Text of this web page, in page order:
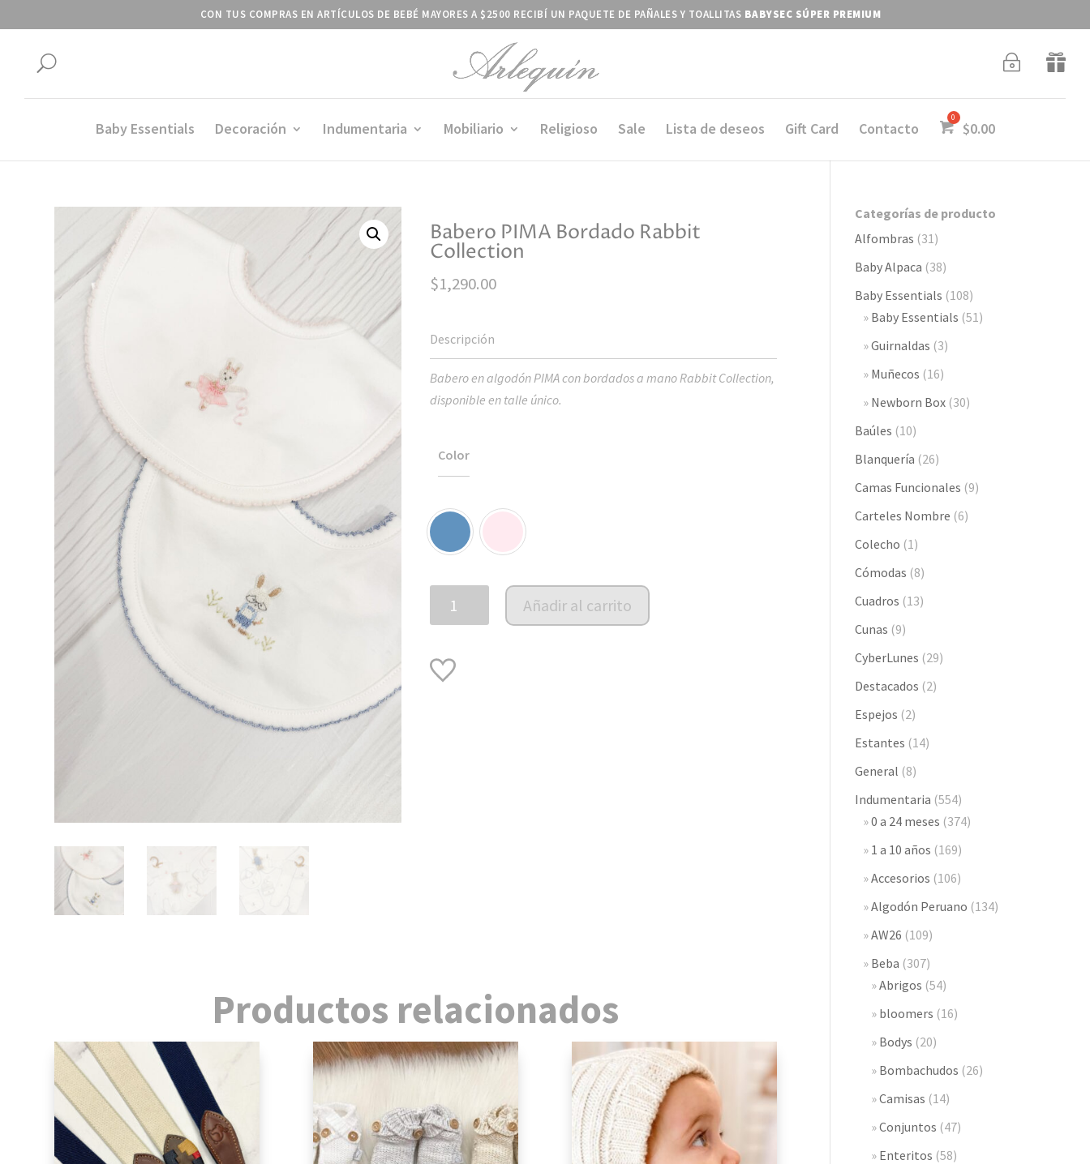
CON TUS COMPRAS EN ARTÍCULOS DE BEBÉ MAYORES A $2500 RECIBÍ UN PAQUETE DE PAÑALES Y TOALLITAS BABYSEC SÚPER PREMIUM
U ~ 
Baby Essentials Decoración Indumentaria Mobiliario Religioso Sale Lista de deseos Gift Card Contacto $0.00
Babero PIMA Bordado Rabbit
Collection
$1,290.00
Babero en algodón PIMA con bordados a mano Rabbit Collection,
disponible en talle único.
Color
Rabbit
Collection
Añadir al carrito
Productos relacionados
Categorías de producto
Alfombras (31)
Baby Alpaca (38)
Baby Essentials (108)
Baby Essentials (51)
Guirnaldas (3)
Muñecos (16)
Newborn Box (30)
Baúles (10)
Blanquería (26)
Camas Funcionales (9)
Carteles Nombre (6)
Colecho (1)
Cómodas (8)
Cuadros (13)
Cunas (9)
CyberLunes (29)
Destacados (2)
Espejos (2)
Estantes (14)
General (8)
Indumentaria (554)
0 a 24 meses (374)
1 a 10 años (169)
Accesorios (106)
Algodón Peruano (134)
AW26 (109)
Beba (307)
Abrigos (54)
bloomers (16)
Bodys (20)
Bombachudos (26)
Camisas (14)
Conjuntos (47)
Enteritos (58)